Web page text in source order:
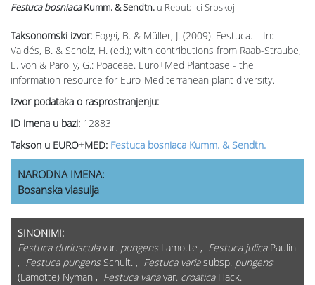
Taksonomski izvor: Foggi, B. & Müller, J. (2009): Festuca. – In:
Valdés, B. & Scholz, H. (ed.); with contributions from Raab-Straube,
E. von & Parolly, G.: Poaceae. Euro+Med Plantbase - the
information resource for Euro-Mediterranean plant diversity.
Izvor podataka o rasprostranjenju:
ID imena u bazi: 12883
Takson u EURO+MED: Festuca bosniaca Kumm. & Sendtn.
Festuca bosniacaKumm. & Sendtn. u Republici Srpskoj
NARODNA IMENA:
Bosanska vlasulja
SINONIMI:
Festuca duriusculavar. pungens Lamotte , Festuca julicaPaulin
, Festuca pungens Schult. , Festuca variasubsp. pungens
(Lamotte) Nyman , Festuca variavar. croaticaHack.